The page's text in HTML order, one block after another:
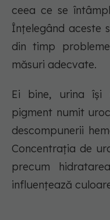
ceea ce se
Înțelegând aceste
din timp
măsuri adecvate.
Ei bine, urina își
pigment numit
descompunerii
Concentrația de
precum
influențează